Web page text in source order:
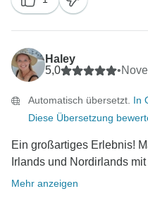
Haley
5,0
•
Automatisch übersetzt. In
Diese Übersetzung
Ein großartiges Erlebnis!
Irlands und Nordirlands
Mehr anzeigen